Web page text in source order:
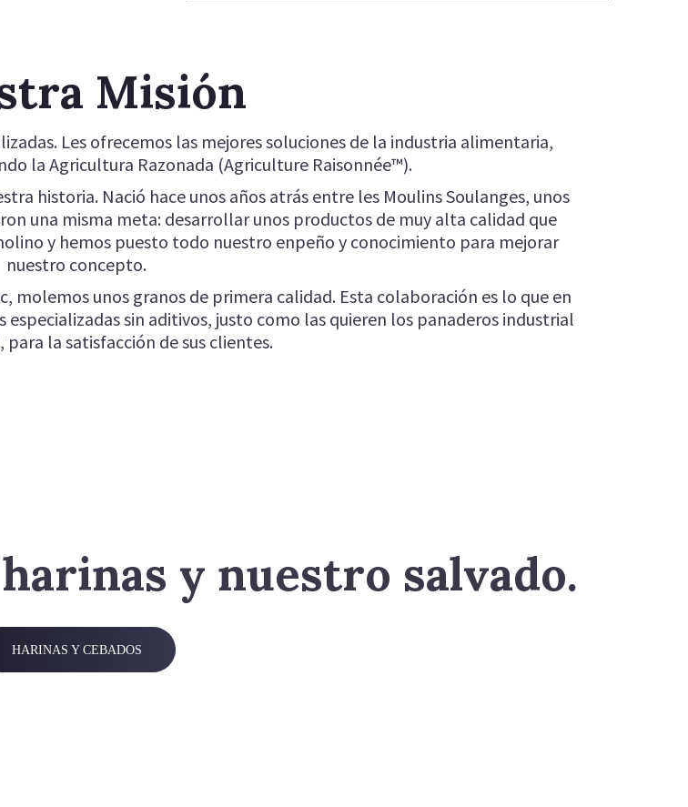
Harina Silhouette Plus
Harina Soulanges
Harina T65
Harina Viennoiserie
Nuestros salvados
Misión
Les ofrecemos las mejores soluciones de la industria alimentaria,
la Agricultura Razonada (Agriculture Raisonnée™).
historia. Nació hace unos años atrás entre les Moulins Soulanges, unos
una misma meta: desarrollar unos productos de muy alta calidad que
y hemos puesto todo nuestro enpeño y conocimiento para mejorar
nuestro concepto.
molemos unos granos de primera calidad. Esta colaboración es lo que en
sin aditivos, justo como las quieren los panaderos industrial
la satisfacción de sus clientes.
y nuestro salvado.
HARINAS Y CEBADOS